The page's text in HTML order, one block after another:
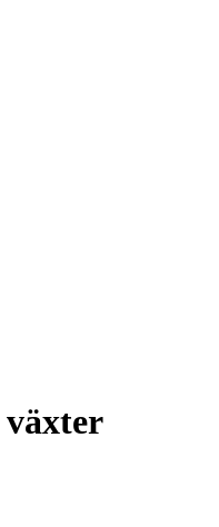
växter